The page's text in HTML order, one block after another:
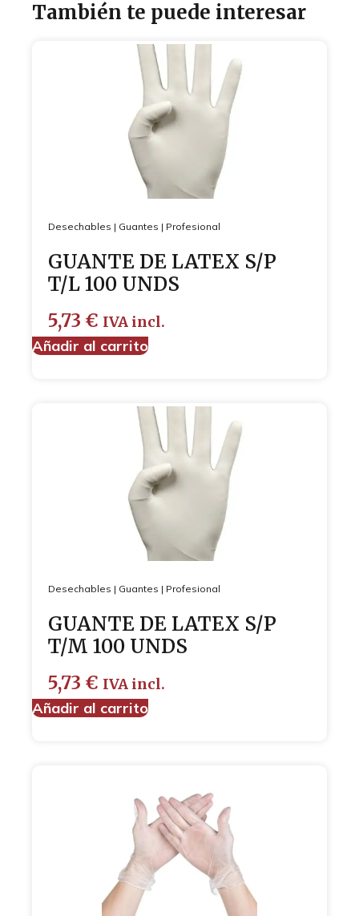
También te puede interesar
Desechables | Guantes | Profesional
GUANTE DE LATEX S/P
T/L 100 UNDS
5,73 € IVA incl.
Añadir al carrito
Desechables | Guantes | Profesional
GUANTE DE LATEX S/P
T/M 100 UNDS
5,73 € IVA incl.
Añadir al carrito